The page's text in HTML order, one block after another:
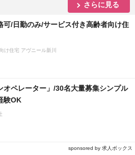
さらに見る
可/日勤のみ/サービス付き高齢者向け住
け住宅 アヴニール新川
オペレーター」/30名大量募集シンプル
験OK
sponsored by 求人ボックス